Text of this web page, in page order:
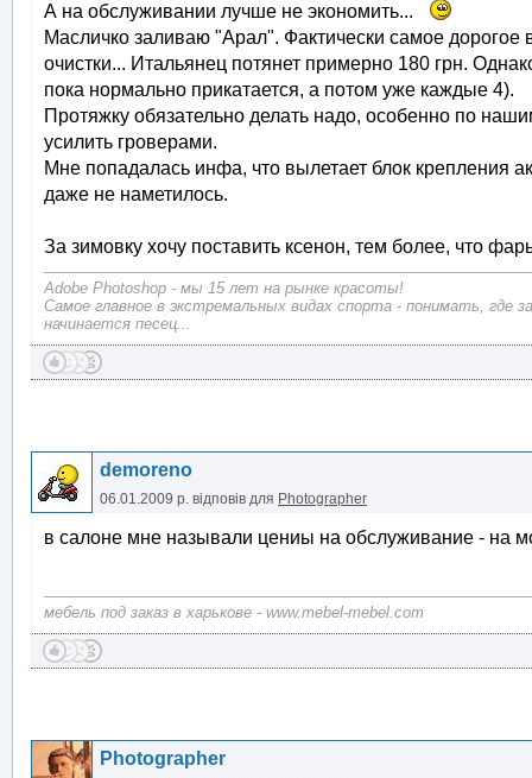
А на обслуживании лучше не экономить...
Масличко заливаю "Арал". Фактически самое
очистки... Итальянец потянет примерно 180 грн.
пока нормально прикатается, а потом уже каждые 4).
Протяжку обязательно делать надо, особенно по
усилить гроверами.
Мне попадалась инфа, что вылетает блок крепления
даже не наметилось.
За зимовку хочу поставить ксенон, тем более, что
Adobe Photoshop - мы 15 лет на рынке красоты!
Самое главное в экстремальных видах спорта - понимать, где
начинается песец...
demoreno
06.01.2009 р. відповів для Photographer
в салоне мне называли цениы на обслуживание - на
мебель под заказ в харькове - www.mebel-mebel.com
Photographer